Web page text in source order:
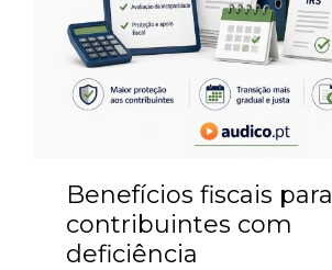
Benefícios fiscais para
contribuintes com
deficiência